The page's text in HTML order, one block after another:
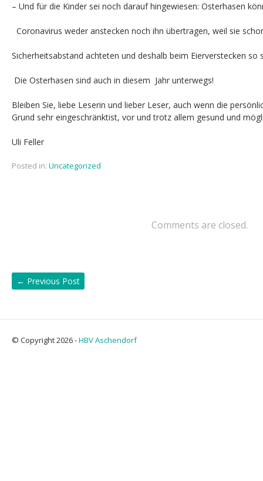
– Und für die Kinder sei noch darauf hingewiesen: Osterhasen
Coronavirus weder anstecken noch ihn übertragen, weil sie
Sicherheitsabstand achteten und deshalb beim Eierverstecken
Die Osterhasen sind auch in diesem Jahr unterwegs!
Bleiben Sie, liebe Leserin und lieber Leser, auch wenn die
Grund sehr eingeschränktist, vor und trotz allem gesund und
Uli Feller
Posted in: Uncategorized
Comments are closed.
← Previous Post
© Copyright 2026 -HBV Aschendorf